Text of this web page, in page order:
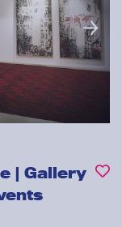
| Gallery